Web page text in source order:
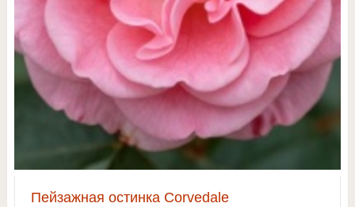
Пейзажная остинка Corvedale